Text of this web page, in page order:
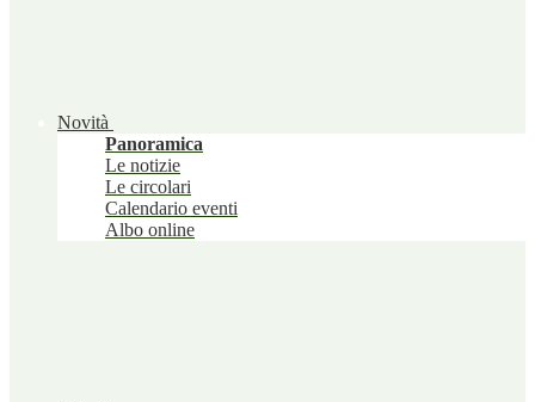
Novità
Panoramica
Le notizie
Le circolari
Calendario eventi
Albo online